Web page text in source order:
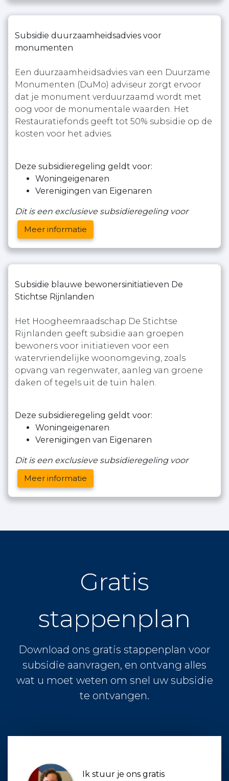
Subsidie duurzaamheidsadvies voor
monumenten
Een duurzaamheidsadvies van een Duurzame
Monumenten (DuMo) adviseur zorgt ervoor
dat je monument verduurzaamd wordt met
oog voor de monumentale waarden. Het
Restauratiefonds geeft tot 50% subsidie op de
kosten voor het advies.
Deze subsidieregeling geldt voor:
Woningeigenaren
Verenigingen van Eigenaren
Dit is een exclusieve subsidieregeling voor
Meer informatie
Subsidie blauwe bewonersinitiatieven De
Stichtse Rijnlanden
Het Hoogheemraadschap De Stichtse
Rijnlanden geeft subsidie aan groepen
bewoners voor initiatieven voor een
watervriendelijke woonomgeving, zoals
opvang van regenwater, aanleg van groene
daken of tegels uit de tuin halen.
Deze subsidieregeling geldt voor:
Woningeigenaren
Verenigingen van Eigenaren
Dit is een exclusieve subsidieregeling voor
Meer informatie
Gratis
stappenplan
Download ons gratis stappenplan voor
subsidie aanvragen, en ontvang alles
wat u moet weten om snel uw subsidie
te ontvangen.
Ik stuur je ons gratis